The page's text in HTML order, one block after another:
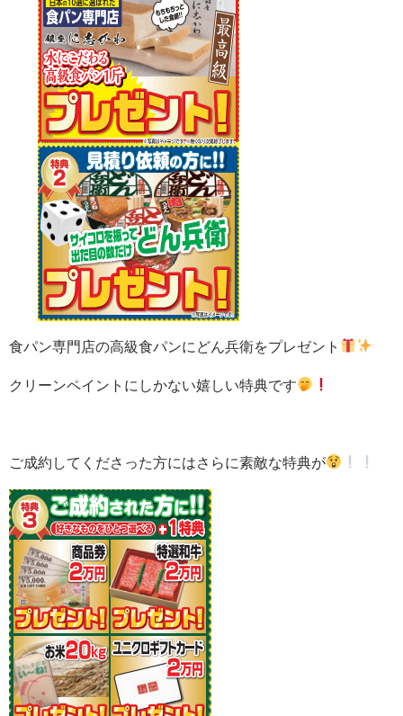
食パン専門店の高級食パンにどん兵衛をプレゼント
クリーンペイントにしかない嬉しい特典です
ご成約してくださった方にはさらに素敵な特典が